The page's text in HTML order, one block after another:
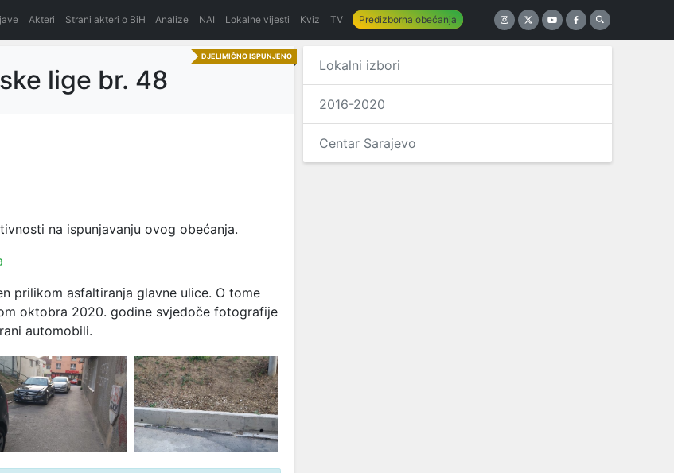
Akteri Strani akteri o BiH Analize NAI Lokalne vijesti Kviz TV Predizborna obećanja
DJELIMIČNO ISPUNJENO
lige br. 48
na ispunjavanju ovog obećanja.
prilikom asfaltiranja glavne ulice. O tome
oktobra 2020. godine svjedoče fotografije
automobili.
Lokalni izbori
2016-2020
Centar Sarajevo